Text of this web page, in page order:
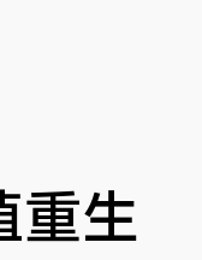
重生